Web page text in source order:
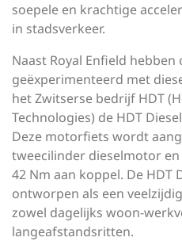
soepele en krachtige
in stadsverkeer.
Naast Royal Enfield
geëxperimenteerd met
het Zwitserse bedrijf HDT
Technologies) de HDT
Deze motorfiets wordt
tweecilinder dieselmotor
42 Nm aan koppel. De HDT
ontworpen als een
zowel dagelijks woon-
langeafstandsritten.